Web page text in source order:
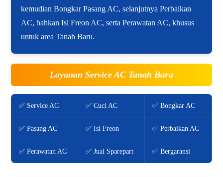
kemudian Bongkar Pasang AC, selanjutnya Perbaikan
AC, bahkan Isi Freon AC, serta Perawatan AC, khusus
untuk area Tanah Baru.
Layanan Service AC Tanah Baru
✅ Service AC ✅ Cuci AC ✅ Bongkar AC
✅ Pasang AC ✅ Isi Freon ✅ Perbaikan AC
✅ Perawatan AC ✅ Jual Sparepart ✅ Bergaransi